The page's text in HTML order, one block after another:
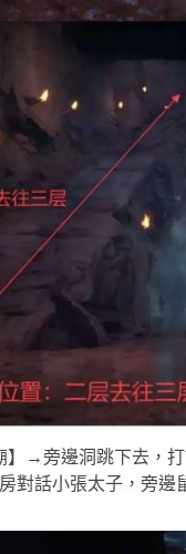
→旁邊洞跳下去，打
對話小張太子，旁邊